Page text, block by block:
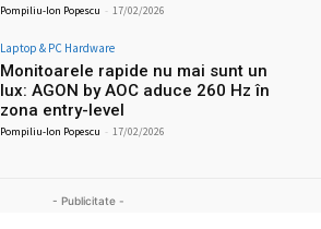
Pompiliu-Ion Popescu - 17/02/2026
Laptop & PC Hardware
Monitoarele rapide nu mai sunt un
lux: AGON by AOC aduce 260 Hz în
zona entry-level
Pompiliu-Ion Popescu - 17/02/2026
- Publicitate -